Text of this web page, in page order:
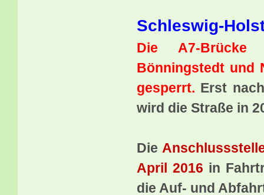
Schleswig-
Die A7-Brücke
Bönningstedt und
gesperrt. Erst
wird die Straße in
Die
April 2016 in
die Auf- und